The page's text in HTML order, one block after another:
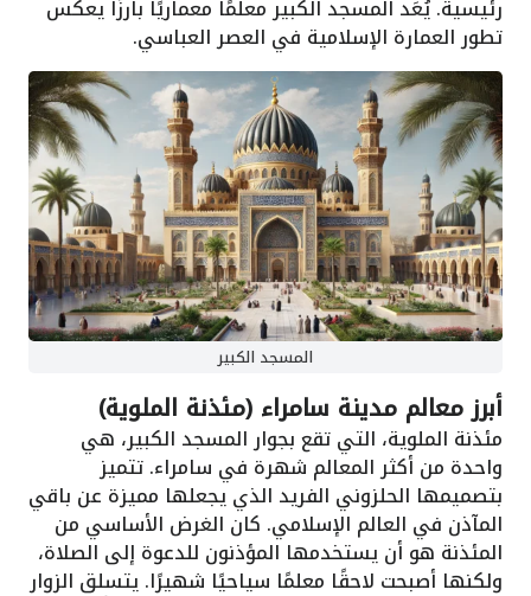
رئيسية. يُعَد المسجد الكبير معلمًا معماريًا بارزًا يعكس
تطور العمارة الإسلامية في العصر العباسي.
المسجد الكبير
أبرز معالم مدينة سامراء (مئذنة الملوية)
مئذنة الملوية، التي تقع بجوار المسجد الكبير، هي
واحدة من أكثر المعالم شهرة في سامراء. تتميز
بتصميمها الحلزوني الفريد الذي يجعلها مميزة عن باقي
المآذن في العالم الإسلامي. كان الغرض الأساسي من
المئذنة هو أن يستخدمها المؤذنون للدعوة إلى الصلاة،
ولكنها أصبحت لاحقًا معلمًا سياحيًا شهيرًا. يتسلق الزوار